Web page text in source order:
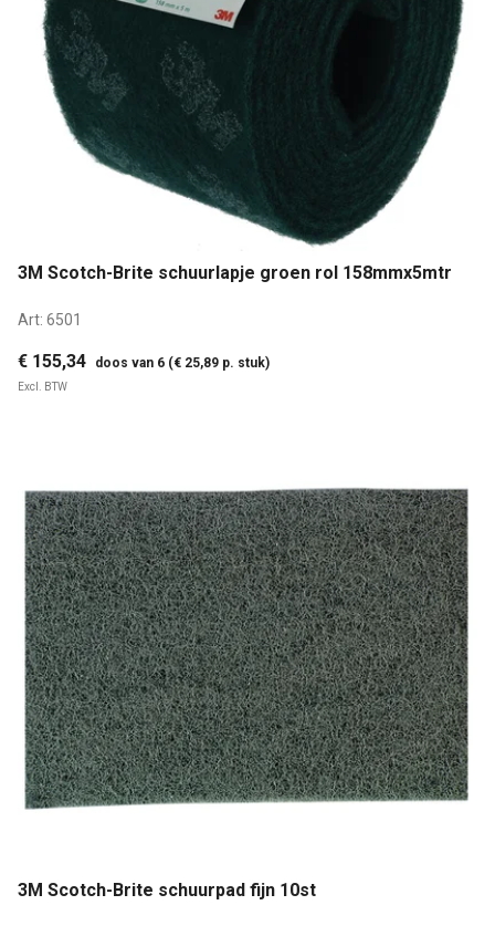
3M Scotch-Brite schuurlapje groen rol 158mmx5mtr
Art: 6501
€ 155,34 doos van 6 (€ 25,89 p. stuk)
Excl. BTW
3M Scotch-Brite schuurpad fijn 10st